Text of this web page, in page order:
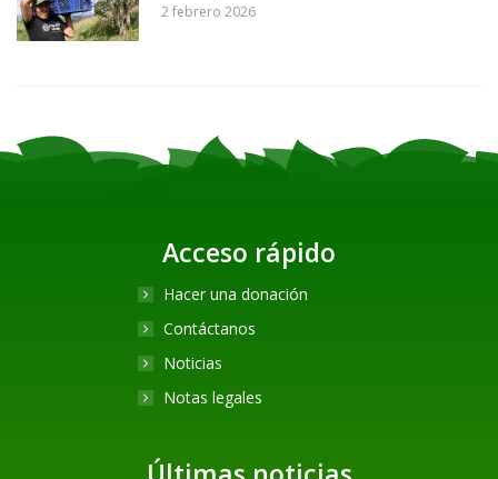
2 febrero 2026
Acceso rápido
Hacer una donación
Contáctanos
Noticias
Notas legales